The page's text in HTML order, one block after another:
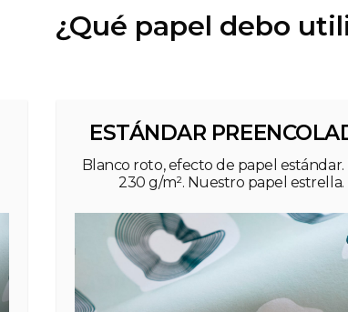
¿Qué papel debo
ESTÁNDAR
Blanco roto, efecto de papel estándar.
230 g/m². Nuestro papel estrella.